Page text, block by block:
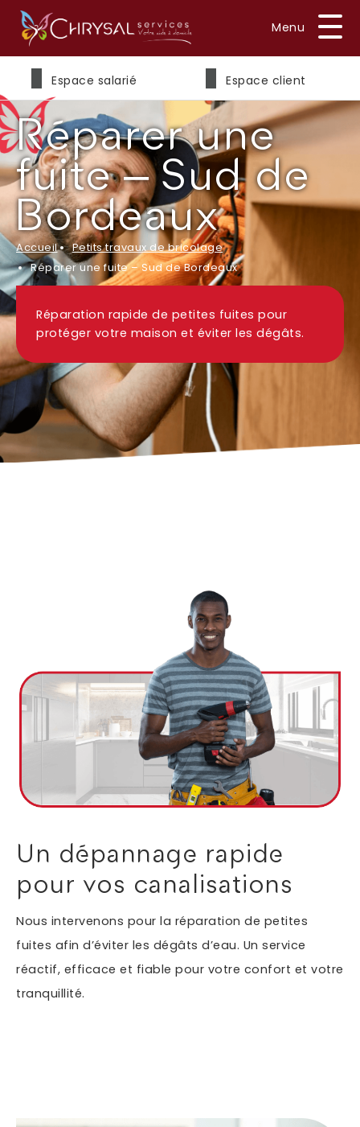
Espace salarié Espace client
Réparer une
fuite – Sud de
Bordeaux
Accueil
Petits travaux de bricolage
Réparer une fuite – Sud de Bordeaux
Réparation rapide de petites fuites pour
protéger votre maison et éviter les dégâts.
Un dépannage rapide
pour vos canalisations
Nous intervenons pour la réparation de petites
fuites afin d’éviter les dégâts d’eau. Un service
réactif, efficace et fiable pour votre confort et votre
tranquillité.
Prénom*
Nom*
E-mail*
Téléphone*
Ville *
Jardinage
Petits travaux de bricolage
Autres services
Informations supplémentaires du besoin